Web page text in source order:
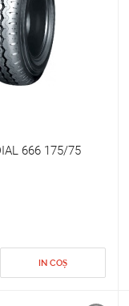
666 175/75
IN COȘ